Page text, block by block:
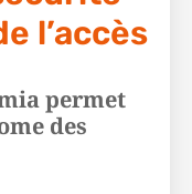
l’accès
permet
des